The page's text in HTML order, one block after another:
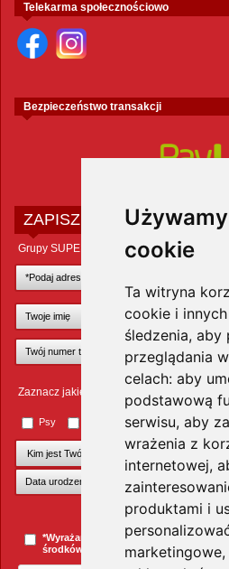
cookie
Ta witryna
cookie i
śledzenia,
przeglądania
celach: aby
podstawową
serwisu, aby
wrażenia z
internetowej,
produktami i
marketingowe,
Telekarma społecznościowo
Bezpieczeństwo transakcji
ZAPISZ SIĘ DO
Grupy SUPER ZOO POLAND Sp. z o.o.
Zaznacz jakie zwierzęta Cię interesują
Psy Małe ssaki
*Wyrażam zgodę na przesyłanie
środków komunikacji elektronicznej.